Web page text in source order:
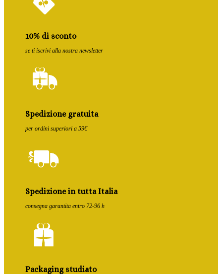
10% di sconto
se ti iscrivi alla nostra newsletter
Spedizione gratuita
per ordini superiori a 59€
Spedizione in tutta Italia
consegna garantita entro 72-96 h
Packaging studiato